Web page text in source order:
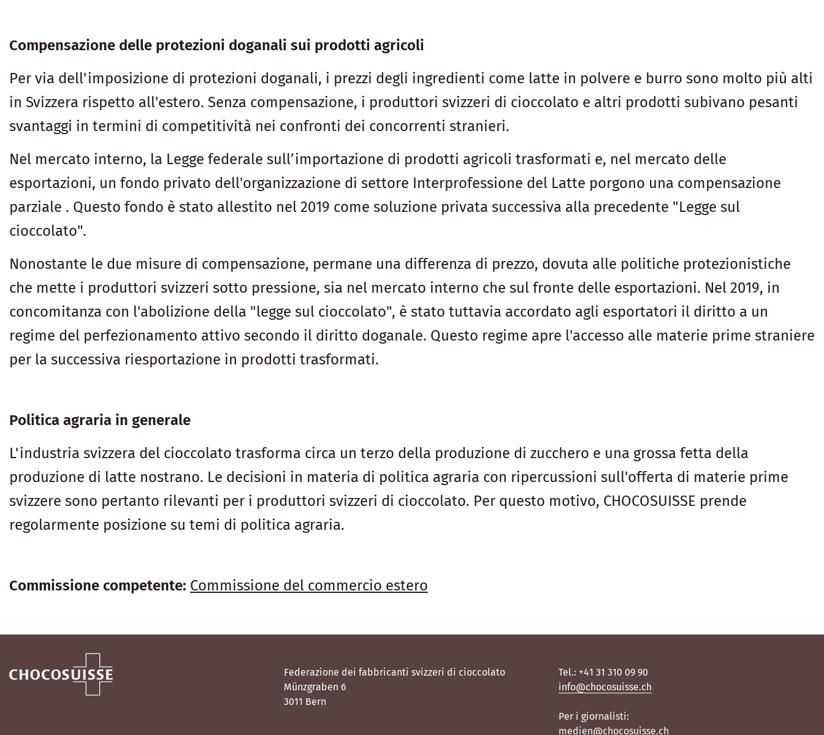
Compensazione delle protezioni doganali sui prodotti agricoli
Per via dell'imposizione di protezioni doganali, i prezzi degli ingredienti come latte in polvere e burro sono molto più alti
in Svizzera rispetto all'estero. Senza compensazione, i produttori svizzeri di cioccolato e altri prodotti subivano pesanti
svantaggi in termini di competitività nei confronti dei concorrenti stranieri.
Nel mercato interno, la Legge federale sull’importazione di prodotti agricoli trasformati e, nel mercato delle
esportazioni, un fondo privato dell'organizzazione di settore Interprofessione del Latte porgono una compensazione
parziale . Questo fondo è stato allestito nel 2019 come soluzione privata successiva alla precedente "Legge sul
cioccolato".
Nonostante le due misure di compensazione, permane una differenza di prezzo, dovuta alle politiche protezionistiche
che mette i produttori svizzeri sotto pressione, sia nel mercato interno che sul fronte delle esportazioni. Nel 2019, in
concomitanza con l'abolizione della "legge sul cioccolato", è stato tuttavia accordato agli esportatori il diritto a un
regime del perfezionamento attivo secondo il diritto doganale. Questo regime apre l'accesso alle materie prime straniere
per la successiva riesportazione in prodotti trasformati.
Politica agraria in generale
L'industria svizzera del cioccolato trasforma circa un terzo della produzione di zucchero e una grossa fetta della
produzione di latte nostrano. Le decisioni in materia di politica agraria con ripercussioni sull'offerta di materie prime
svizzere sono pertanto rilevanti per i produttori svizzeri di cioccolato. Per questo motivo, CHOCOSUISSE prende
regolarmente posizione su temi di politica agraria.
Commissione competente: Commissione del commercio estero
Federazione dei fabbricanti svizzeri di cioccolato
Münzgraben 6
3011 Bern
Tel.: +41 31 310 09 90
info@chocosuisse.ch
Per i giornalisti:
medien@chocosuisse.ch